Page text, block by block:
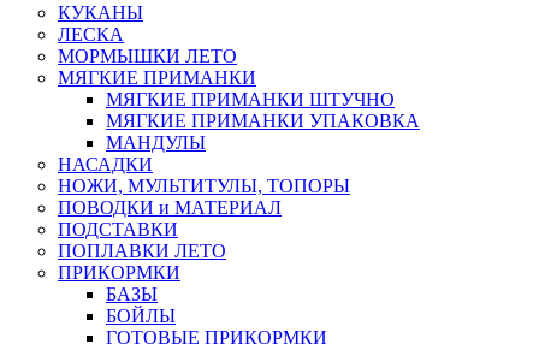
КУКАНЫ
ЛЕСКА
МОРМЫШКИ ЛЕТО
МЯГКИЕ ПРИМАНКИ
МЯГКИЕ ПРИМАНКИ ШТУЧНО
МЯГКИЕ ПРИМАНКИ УПАКОВКА
МАНДУЛЫ
НАСАДКИ
НОЖИ, МУЛЬТИТУЛЫ, ТОПОРЫ
ПОВОДКИ и МАТЕРИАЛ
ПОДСТАВКИ
ПОПЛАВКИ ЛЕТО
ПРИКОРМКИ
БАЗЫ
БОЙЛЫ
ГОТОВЫЕ ПРИКОРМКИ